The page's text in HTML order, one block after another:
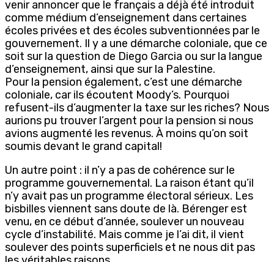
venir annoncer que le français a déjà été introduit
comme médium d’enseignement dans certaines
écoles privées et des écoles subventionnées par le
gouvernement. Il y a une démarche coloniale, que ce
soit sur la question de Diego Garcia ou sur la langue
d’enseignement, ainsi que sur la Palestine.
Pour la pension également, c’est une démarche
coloniale, car ils écoutent Moody’s. Pourquoi
refusent-ils d’augmenter la taxe sur les riches? Nous
aurions pu trouver l’argent pour la pension si nous
avions augmenté les revenus. À moins qu’on soit
soumis devant le grand capital!
Un autre point : il n’y a pas de cohérence sur le
programme gouvernemental. La raison étant qu’il
n’y avait pas un programme électoral sérieux. Les
bisbilles viennent sans doute de là. Bérenger est
venu, en ce début d’année, soulever un nouveau
cycle d’instabilité. Mais comme je l’ai dit, il vient
soulever des points superficiels et ne nous dit pas